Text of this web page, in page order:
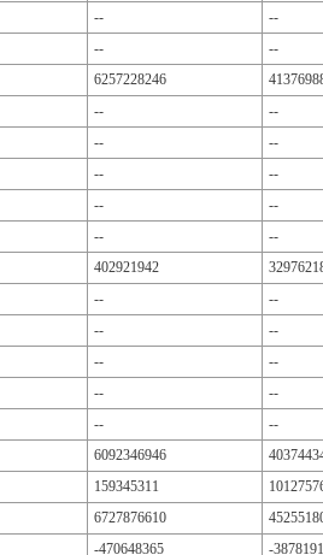
-- --
-- --
6257228246
-- --
-- --
-- --
-- --
-- --
402921942
-- --
-- --
-- --
-- --
-- --
6092346946
159345311
6727876610
-470648365 -